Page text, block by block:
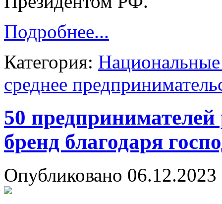
Подробнее...
Категория:
среднее
50
бренд благодаря
Опубликовано